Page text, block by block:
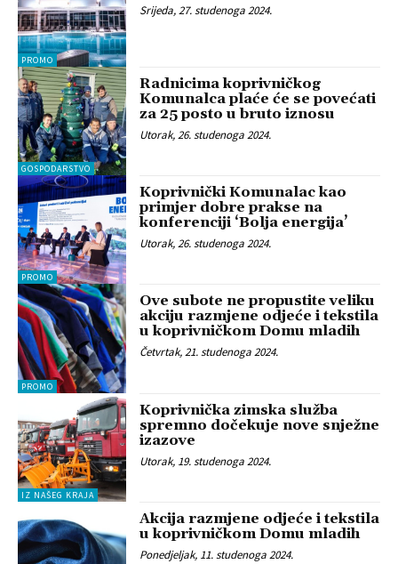
PROMO
Srijeda, 27. studenoga 2024.
GOSPODARSTVO
Radnicima koprivničkog
Komunalca plaće će se povećati
za 25 posto u bruto iznosu
Utorak, 26. studenoga 2024.
PROMO
Koprivnički Komunalac kao
primjer dobre prakse na
konferenciji ‘Bolja energija’
Utorak, 26. studenoga 2024.
PROMO
Ove subote ne propustite veliku
akciju razmjene odjeće i tekstila
u koprivničkom Domu mladih
Četvrtak, 21. studenoga 2024.
IZ NAŠEG KRAJA
Koprivnička zimska služba
spremno dočekuje nove snježne
izazove
Utorak, 19. studenoga 2024.
Akcija razmjene odjeće i tekstila
u koprivničkom Domu mladih
Ponedjeljak, 11. studenoga 2024.